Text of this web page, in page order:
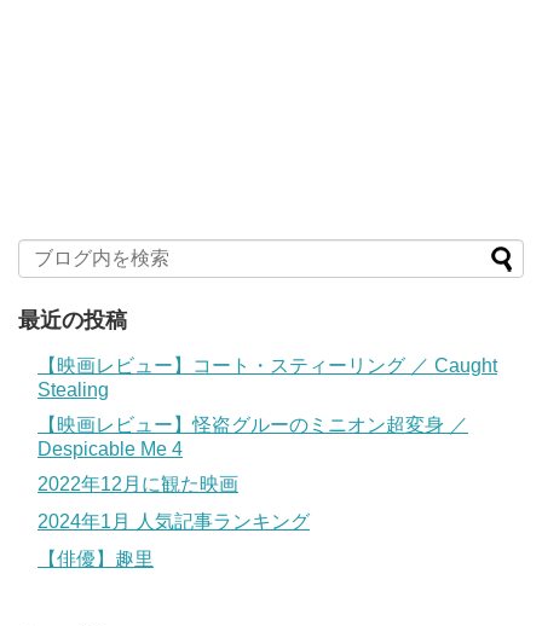
最近の投稿
【映画レビュー】コート・スティーリング ／ Caught
Stealing
【映画レビュー】怪盗グルーのミニオン超変身 ／
Despicable Me 4
2022年12月に観た映画
2024年1月 人気記事ランキング
【俳優】趣里